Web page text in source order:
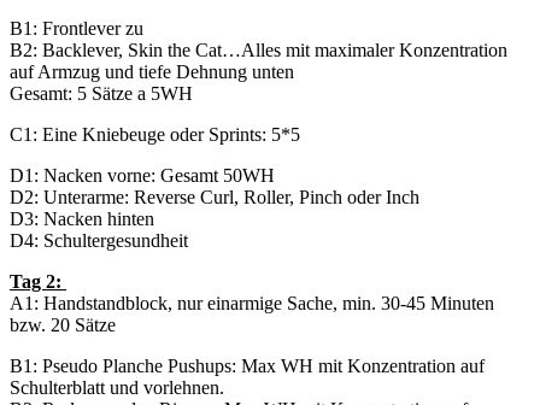
B1: Frontlever zu
B2: Backlever, Skin the Cat…Alles mit maximaler Konzentration
auf Armzug und tiefe Dehnung unten
Gesamt: 5 Sätze a 5WH
C1: Eine Kniebeuge oder Sprints: 5*5
D1: Nacken vorne: Gesamt 50WH
D2: Unterarme: Reverse Curl, Roller, Pinch oder Inch
D3: Nacken hinten
D4: Schultergesundheit
Tag 2:
A1: Handstandblock, nur einarmige Sache, min. 30-45 Minuten
bzw. 20 Sätze
B1: Pseudo Planche Pushups: Max WH mit Konzentration auf
Schulterblatt und vorlehnen.